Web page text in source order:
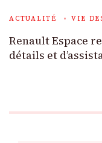
ACTUALITÉ VIE
Renault Espace
détails et